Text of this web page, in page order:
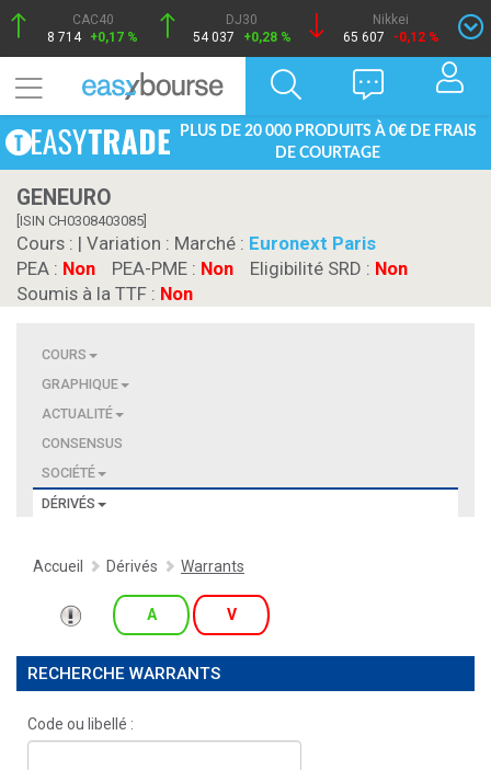
CAC40
8 714 +0,17 %
DJ30
54 037
+0,28 %
Nikkei
65 607
-0,12 %
PLUS DE 20 000 PRODUITS À 0€ DE FRAIS
DE COURTAGE
GENEURO
[ISIN CH0308403085]
Cours : | Variation : Marché : Euronext Paris
PEA : Non PEA-PME : Non Eligibilité SRD : Non
Soumis à la TTF : Non
COURS
GRAPHIQUE
ACTUALITÉ
CONSENSUS
SOCIÉTÉ
DÉRIVÉS
Accueil Dérivés Warrants
A V
RECHERCHE WARRANTS
Code ou libellé :